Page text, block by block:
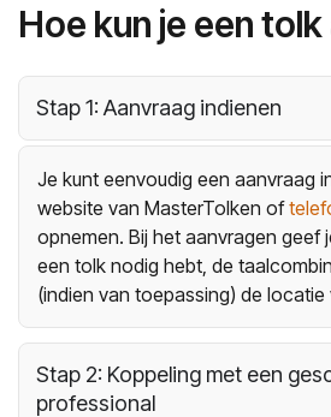
Hoe kun je een
Stap 1: Aanvraag indienen
Je kunt eenvoudig een aanvraag
website van MasterTolken of
opnemen. Bij het aanvragen geef
een tolk nodig hebt, de
(indien van toepassing) de
Stap 2: Koppeling met een
professional